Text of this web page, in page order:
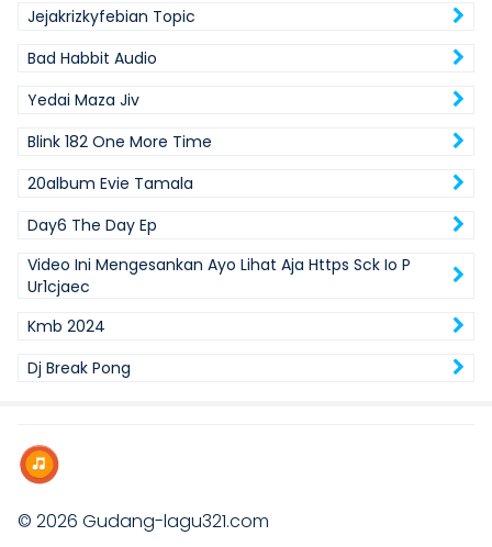
Jejakrizkyfebian Topic
Bad Habbit Audio
Yedai Maza Jiv
Blink 182 One More Time
20album Evie Tamala
Day6 The Day Ep
Video Ini Mengesankan Ayo Lihat Aja Https Sck Io P
Ur1cjaec
Kmb 2024
Dj Break Pong
© 2026 Gudang-lagu321.com